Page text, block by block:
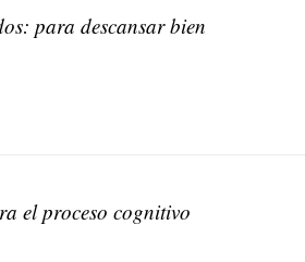
para descansar bien
el proceso cognitivo